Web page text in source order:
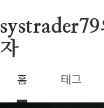
자
홈 태그